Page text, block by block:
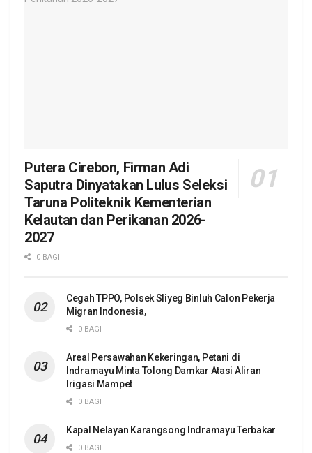
Putera Cirebon, Firman Adi
Saputra Dinyatakan Lulus Seleksi
Taruna Politeknik Kementerian
Kelautan dan Perikanan 2026-
2027
0 BAGI
Cegah TPPO, Polsek Sliyeg Binluh Calon Pekerja
Migran Indonesia,
0 BAGI
Areal Persawahan Kekeringan, Petani di
Indramayu Minta Tolong Damkar Atasi Aliran
Irigasi Mampet
0 BAGI
Kapal Nelayan Karangsong Indramayu Terbakar
0 BAGI